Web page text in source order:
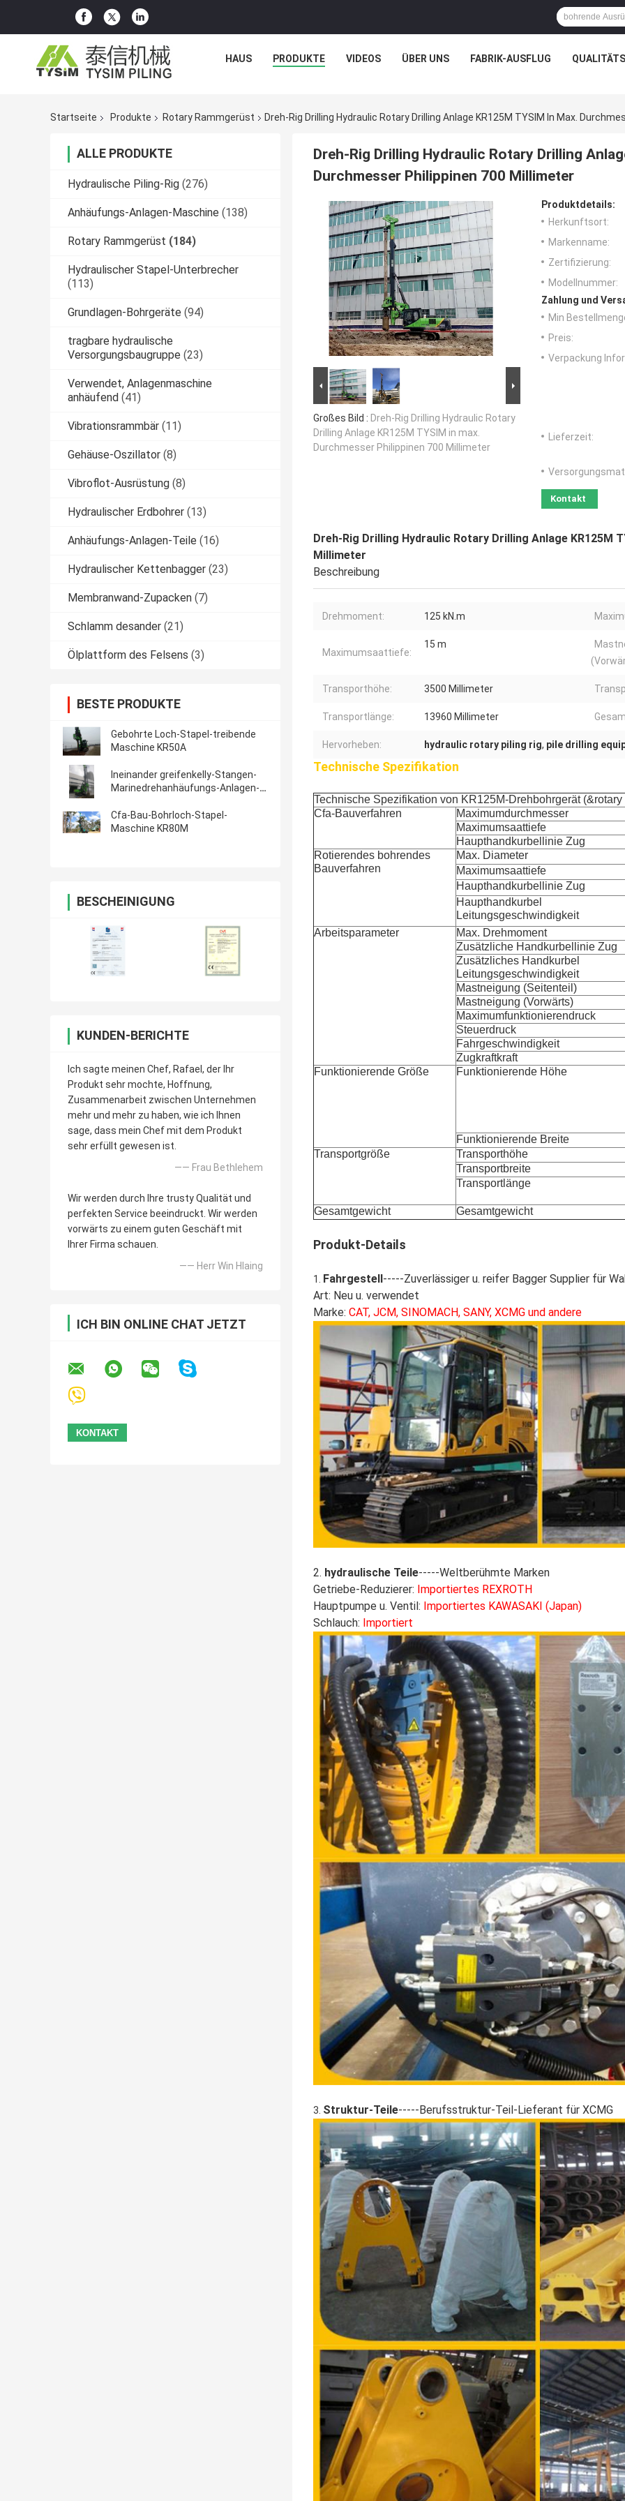
HAUS PRODUKTE VIDEOS ÜBER UNS FABRIK-AUSFLUG
Startseite Produkte Rotary Rammgerüst Dreh-Rig Drilling Hydraulic Rotary Drilling Anlage KR125M TYSIM In Max.
ALLE PRODUKTE
Hydraulische Piling-Rig (276)
Anhäufungs-Anlagen-Maschine (138)
Rotary Rammgerüst (184)
Hydraulischer Stapel-Unterbrecher
(113)
Grundlagen-Bohrgeräte (94)
tragbare hydraulische
Versorgungsbaugruppe (23)
Verwendet, Anlagenmaschine
anhäufend (41)
Vibrationsrammbär (11)
Gehäuse-Oszillator (8)
Vibroflot-Ausrüstung (8)
Hydraulischer Erdbohrer (13)
Anhäufungs-Anlagen-Teile (16)
Hydraulischer Kettenbagger (23)
Membranwand-Zupacken (7)
Schlamm desander (21)
Ölplattform des Felsens (3)
BESTE PRODUKTE
Gebohrte Loch-Stapel-treibende
Maschine KR50A
Ineinander greifenkelly-Stangen-
Marinedrehanhäufungs-Anlagen-
Cfa-Bau-Bohrloch-Stapel-
Maschine KR80M
BESCHEINIGUNG
KUNDEN-BERICHTE
Ich sagte meinen Chef, Rafael, der Ihr
Produkt sehr mochte, Hoffnung,
Zusammenarbeit zwischen Unternehmen
mehr und mehr zu haben, wie ich Ihnen
sage, dass mein Chef mit dem Produkt
sehr erfüllt gewesen ist.
—— Frau Bethlehem
Wir werden durch Ihre trusty Qualität und
perfekten Service beeindruckt. Wir werden
vorwärts zu einem guten Geschäft mit
Ihrer Firma schauen.
—— Herr Win Hlaing
ICH BIN ONLINE CHAT JETZT
Dreh-Rig Drilling Hydraulic Rotary Drilling
Durchmesser Philippinen 700 Millimeter
Großes Bild : Dreh-Rig Drilling Hydraulic Rotary
Drilling Anlage KR125M TYSIM in max.
Durchmesser Philippinen 700 Millimeter
Produktdetails:
Herkunftsort:
Markenname:
Zertifizierung:
Modellnummer:
Zahlung und
Min
Preis:
Verpackung
Lieferzeit:
Kontakt
Dreh-Rig Drilling Hydraulic Rotary Drilling Anlage KR125M
Millimeter
Beschreibung
Drehmoment: 125 kN.m
Maximumsaattiefe:
15 m
Transporthöhe: 3500 Millimeter
Transportlänge: 13960 Millimeter
Hervorheben: hydraulic rotary piling rig, pile drilling
Technische Spezifikation
Technische Spezifikation von KR125M-Drehbohrgerät (&rotary
Cfa-Bauverfahren
Maximumdurchmesser
Maximumsaattiefe
Haupthandkurbellinie Zug
Rotierendes bohrendes
Bauverfahren
Max. Diameter
Maximumsaattiefe
Haupthandkurbellinie Zug
Haupthandkurbel
Leitungsgeschwindigkeit
Arbeitsparameter
Max. Drehmoment
Zusätzliche Handkurbellinie Zug
Zusätzliches Handkurbel
Leitungsgeschwindigkeit
Mastneigung (Seitenteil)
Mastneigung (Vorwärts)
Maximumfunktionierendruck
Steuerdruck
Fahrgeschwindigkeit
Zugkraftkraft
Funktionierende Größe
Funktionierende Höhe
Funktionierende Breite
Transportgröße
Transporthöhe
Transportbreite
Transportlänge
Gesamtgewicht Gesamtgewicht
Produkt-Details
1. Fahrgestell -----Zuverlässiger u. reifer Bagger Supplier für
Art: Neu u. verwendet
Marke: CAT, JCM, SINOMACH, SANY, XCMG und andere
2. hydraulische Teile-----Weltberühmte Marken
Getriebe-Reduzierer: Importiertes REXROTH
Hauptpumpe u. Ventil: Importiertes KAWASAKI (Japan)
Schlauch: Importiert
3. Struktur-Teile-----Berufsstruktur-Teil-Lieferant für XCMG